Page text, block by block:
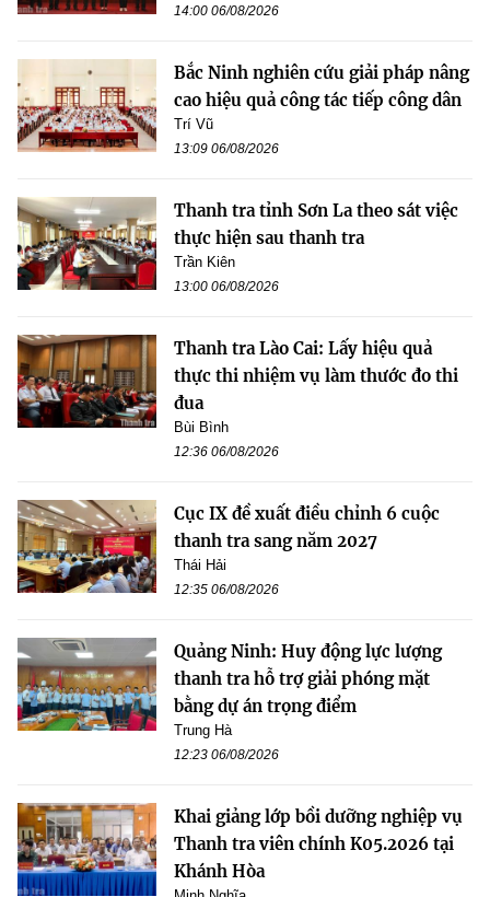
14:00 06/08/2026
Bắc Ninh nghiên cứu giải pháp nâng
cao hiệu quả công tác tiếp công dân
Trí Vũ
13:09 06/08/2026
Thanh tra tỉnh Sơn La theo sát việc
thực hiện sau thanh tra
Trần Kiên
13:00 06/08/2026
Thanh tra Lào Cai: Lấy hiệu quả
thực thi nhiệm vụ làm thước đo thi
đua
Bùi Bình
12:36 06/08/2026
Cục IX đề xuất điều chỉnh 6 cuộc
thanh tra sang năm 2027
Thái Hải
12:35 06/08/2026
Quảng Ninh: Huy động lực lượng
thanh tra hỗ trợ giải phóng mặt
bằng dự án trọng điểm
Trung Hà
12:23 06/08/2026
Khai giảng lớp bồi dưỡng nghiệp vụ
Thanh tra viên chính K05.2026 tại
Khánh Hòa